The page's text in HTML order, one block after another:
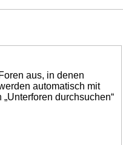
aus, in denen
automatisch mit
durchsuchen“